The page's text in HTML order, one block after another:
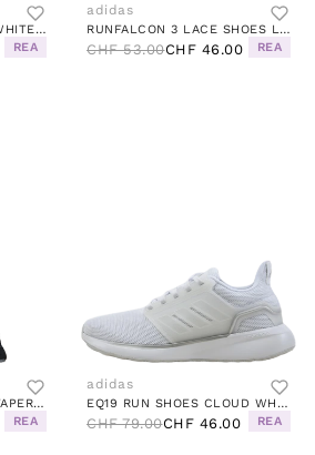
HOOPS SHOES CLOUD WHITE / CORE BLACK / BRIGHT RED
REA
adidas
RUNFALCON 3 LACE SHOES LUCID BLUE / LEGEND INK / CLOUD WHITE
CHF 53.00CHF 46.00 REA
ESSENTIALS REGULAR TAPERED CUFFED 7/8 PANT BLACK / WHITE
REA
adidas
EQ19 RUN SHOES CLOUD WHITE / CLOUD WHITE / SILVER METALLIC
CHF 79.00CHF 46.00 REA